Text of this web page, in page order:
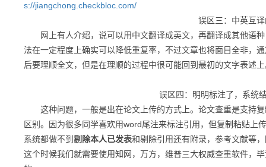
s://jiangchong.checkbloc.com/
误区三：中英互
网上有人介绍，说可以用中文翻译成英文，再翻译成其他语种
法在一定程度上确实可以降低重复率，不过文章也将面目全非，
后要理顺全文，但是在理顺的过程中很可能回到最初的文字表述
误区四 ：明明标注了，系统
这种问题，一般是出在论文上传的方式上。论文查重是支持复
区别。因为很多同学喜欢用word尾注来标注引用，但复制粘贴上
系统都做不到 剔除本人已发表和剔除引用还有附录，参考文献等
这个时候我们就需要使用知网，万方，维普三大权威查重软件，